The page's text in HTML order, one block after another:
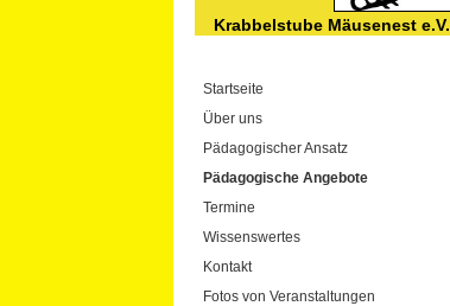
Krabbelstube Mäusenest e.V.
Startseite
Über uns
Pädagogischer Ansatz
Pädagogische Angebote
Termine
Wissenswertes
Kontakt
Fotos von Veranstaltungen